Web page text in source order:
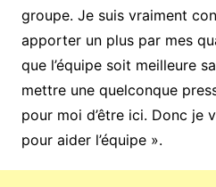
groupe. Je suis vraiment
apporter un plus par mes
que l’équipe soit meilleure
mettre une quelconque
pour moi d’être ici. Donc je
pour aider l’équipe ».